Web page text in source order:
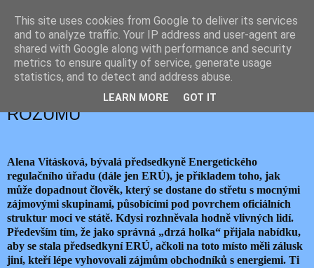
JEMELIK ZDENĚK
pondělí 9. března 2020
SOUD PROTI ZDRAVÉMU SELSKÉMU
ROZUMU
Alena Vitásková, bývalá předsedkyně Energetického
regulačního úřadu (dále jen ERÚ), je příkladem toho, jak
může dopadnout člověk, který se dostane do střetu s mocnými
zájmovými skupinami, působícími pod povrchem oficiálních
struktur moci ve státě. Kdysi rozhněvala hodně vlivných lidí.
Především tím, že jako správná „drzá holka“ přijala nabídku,
aby se stala předsedkyní ERÚ, ačkoli na toto místo měli zálusk
jiní, kteří lépe vyhovovali zájmům obchodníků s energiemi. Ti
This site uses cookies from Google to deliver its services
and to analyze traffic. Your IP address and user-agent are
shared with Google along with performance and security
metrics to ensure quality of service, generate usage
statistics, and to detect and address abuse.
LEARN MORE GOT IT